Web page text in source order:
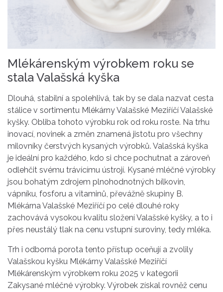
Mlékárenským výrobkem roku se
stala Valašská kyška
Dlouhá, stabilní a spolehlivá, tak by se dala nazvat cesta
stálice v sortimentu Mlékárny Valašské Meziříčí Valašské
kyšky. Obliba tohoto výrobku rok od roku roste. Na trhu
inovací, novinek a změn znamená jistotu pro všechny
milovníky čerstvých kysaných výrobků. Valašská kyška
je ideální pro každého, kdo si chce pochutnat a zároveň
odlehčit svému trávícímu ústrojí. Kysané mléčné výrobky
jsou bohatým zdrojem plnohodnotných bílkovin,
vápníku, fosforu a vitaminů, převážně skupiny B.
Mlékárna Valašské Meziříčí po celé dlouhé roky
zachovává vysokou kvalitu složení Valašské kyšky, a to i
přes neustálý tlak na cenu vstupní suroviny, tedy mléka.
Trh i odborná porota tento přístup oceňují a zvolily
Valašskou kyšku Mlékárny Valašské Meziříčí
Mlékárenským výrobkem roku 2025 v kategorii
Zakysané mléčné výrobky. Výrobek získal rovněž cenu